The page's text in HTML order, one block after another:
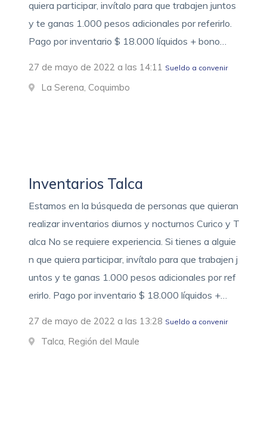
quiera participar, invítalo para que trabajen juntos
y te ganas 1.000 pesos adicionales por referirlo.
Pago por inventario $ 18.000 líquidos + bono…
27 de mayo de 2022 a las 14:11 Sueldo a convenir
La Serena, Coquimbo
Inventarios Talca
Estamos en la búsqueda de personas que quieran
realizar inventarios diurnos y nocturnos Curico y T
alca No se requiere experiencia. Si tienes a alguie
n que quiera participar, invítalo para que trabajen j
untos y te ganas 1.000 pesos adicionales por ref
erirlo. Pago por inventario $ 18.000 líquidos +…
27 de mayo de 2022 a las 13:28 Sueldo a convenir
Talca, Región del Maule